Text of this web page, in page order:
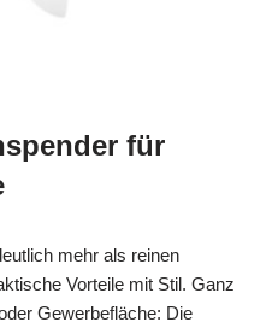
für
mehr als reinen
Vorteile mit Stil. Ganz
Gewerbefläche: Die